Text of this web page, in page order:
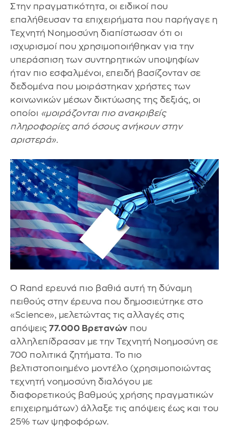
Στην πραγματικότητα, οι ειδικοί που
επαλήθευσαν τα επιχειρήματα που παρήγαγε η
Τεχνητή Νοημοσύνη διαπίστωσαν ότι οι
ισχυρισμοί που χρησιμοποιήθηκαν για την
υπεράσπιση των συντηρητικών υποψηφίων
ήταν πιο εσφαλμένοι, επειδή βασίζονταν σε
δεδομένα που μοιράστηκαν χρήστες των
κοινωνικών μέσων δικτύωσης της δεξιάς, οι
οποίοι «μοιράζονται πιο ανακριβείς
πληροφορίες από όσους ανήκουν στην
αριστερά».
Ο Rand ερευνά πιο βαθιά αυτή τη δύναμη
πειθούς στην έρευνα που δημοσιεύτηκε στο
«Science», μελετώντας τις αλλαγές στις
απόψεις 77.000 Βρετανών που
αλληλεπίδρασαν με την Τεχνητή Νοημοσύνη σε
700 πολιτικά ζητήματα. Το πιο
βελτιστοποιημένο μοντέλο (χρησιμοποιώντας
τεχνητή νοημοσύνη διαλόγου με
διαφορετικούς βαθμούς χρήσης πραγματικών
επιχειρημάτων) άλλαξε τις απόψεις έως και του
25% των ψηφοφόρων.